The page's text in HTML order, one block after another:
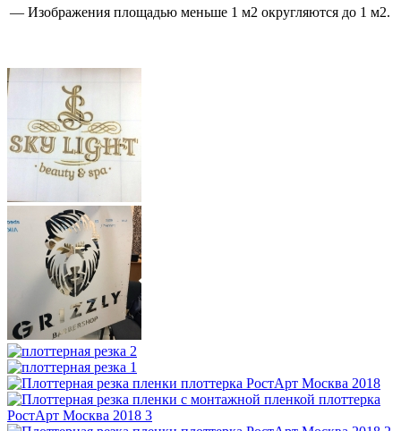
— Изображения площадью меньше 1 м2 округляются до 1 м2.